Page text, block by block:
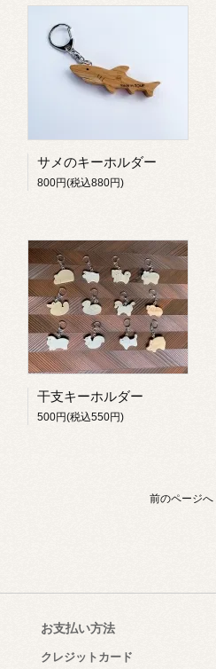
サメのキーホルダー
800円(税込880円)
干支キーホルダー
500円(税込550円)
前のページへ
お支払い方法
クレジットカード